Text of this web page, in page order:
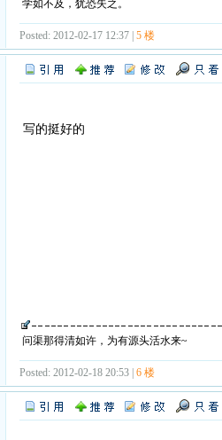
学如不及，犹恐失之。
Posted: 2012-02-17 12:37 | 5 楼
写的挺好的
问渠那得清如许，为有源头活水来~
Posted: 2012-02-18 20:53 | 6 楼